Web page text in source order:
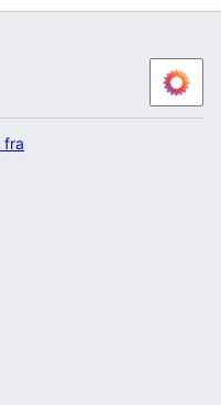
fra